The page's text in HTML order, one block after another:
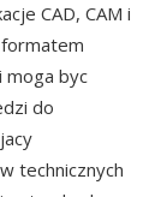
CAD, CAM i
moga byc
do
technicznych